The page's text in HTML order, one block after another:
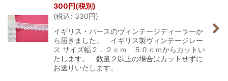
300円(税別)
(税込: 330円)
イギリス・バースのヴィンテージディーラーか
ら届きました。 イギリス製ヴィンテージレー
ス サイズ幅２．２ｃｍ ５０ｃｍからカットい
たします。 数量２以上の場合はカットせずに
お送りいたします。